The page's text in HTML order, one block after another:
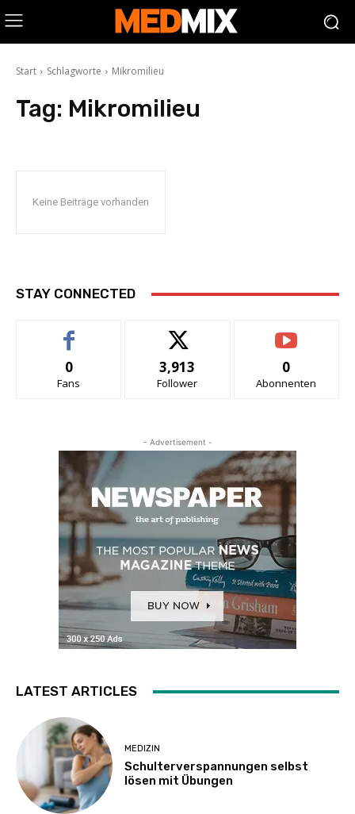
Start Schlagworte Mikromilieu
Tag: Mikromilieu
Keine Beiträge vorhanden
STAY CONNECTED
0
Fans
3,913
Follower
0
Abonnenten
- Advertisement -
LATEST ARTICLES
MEDIZIN
Schulterverspannungen selbst
lösen mit Übungen